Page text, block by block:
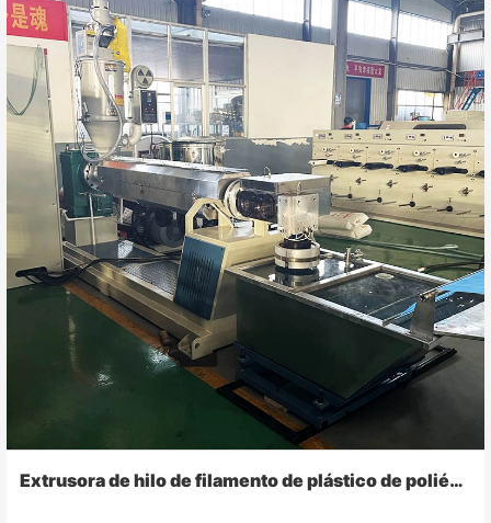
Extrusora de hilo de filamento de plástico de poliéster HDPE PP